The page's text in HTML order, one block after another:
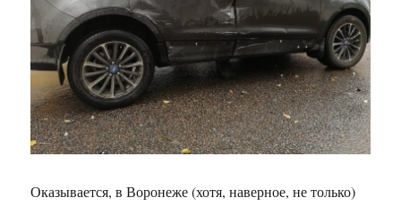
Оказывается, в Воронеже (хотя, наверное, не только)